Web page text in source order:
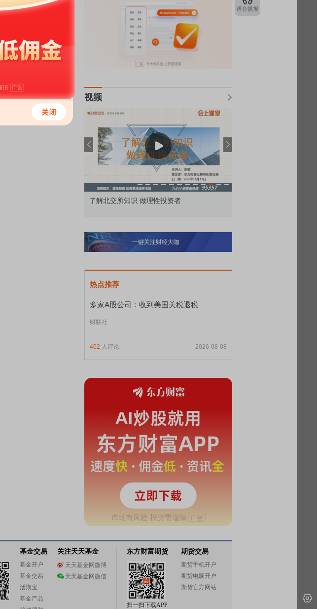
视频
了解北交所知识 做理性投资者
一键关注财经大咖
热点推荐
多家A股公司：收到美国关税退税
财联社
402 人评论 2026-08-08
语音播报
基金交易
基金开户
基金交易
活期宝
基金产品
关注天天基金
天天基金网微博
天天基金网微信
东方财富期货
扫一扫下载APP
期货交易
期货手机开户
期货电脑开户
期货官方网站